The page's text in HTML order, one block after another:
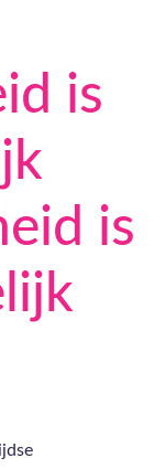
is
is